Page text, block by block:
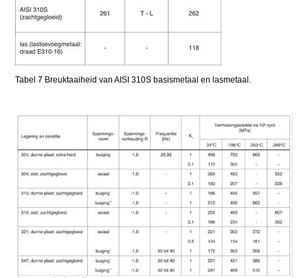
Tabel 7 Breuktaaiheid van AISI 310S basismetaal en lasmetaal.